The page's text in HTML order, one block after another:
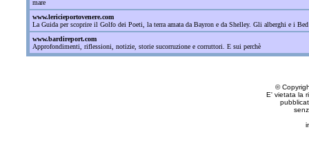
mare
www.lericieportovenere.com
La Guida per scoprire il Golfo dei Poeti, la terra amata da Bayron e da Shelley. Gli alberghi e i
www.bardireport.com
Approfondimenti, riflessioni, notizie, storie sucorruzione e corruttori. E sui perchè
©
E' vietata la